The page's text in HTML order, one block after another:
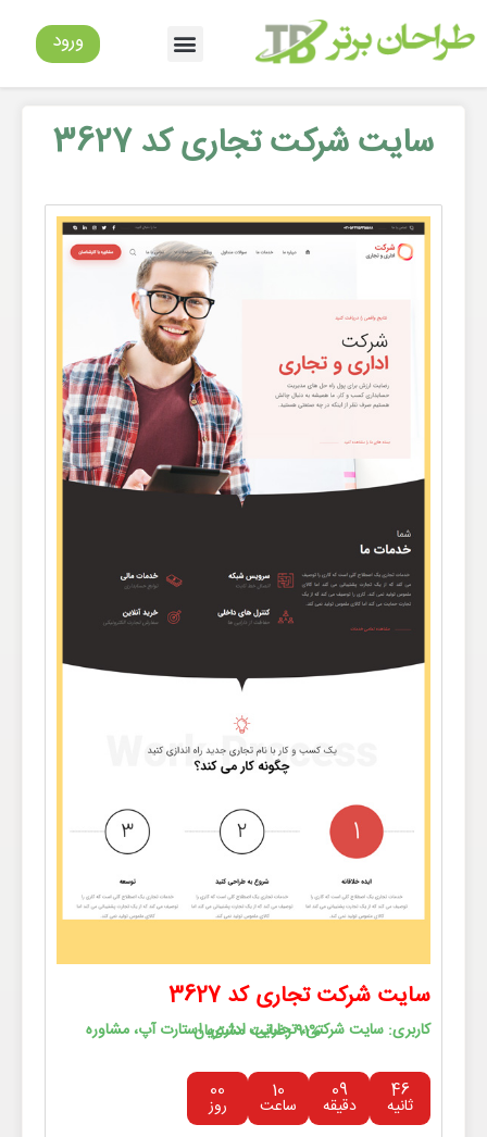
ورود
سایت شرکت تجاری کد 3627
سایت شرکت تجاری کد 3627
91% رضایت مشتریان
کاربری: سایت شرکتی، تجارتی، اداری، استارت آپ، مشاوره
00
روز
10
ساعت
09
دقیقه
46
ثانیه